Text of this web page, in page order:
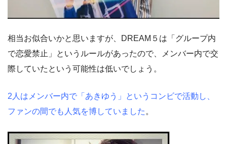
相当お似合いかと思いますが、DREAM５は「グループ内
で恋愛禁止」というルールがあったので、メンバー内で交
際していたという可能性は低いでしょう。
2人はメンバー内で「あきゆう」というコンビで活動し、
ファンの間でも人気を博していました 。